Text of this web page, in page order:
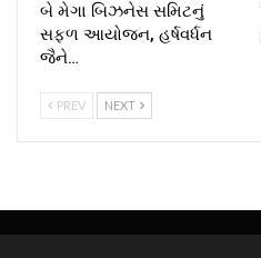
બે મેગા બિઝનેસ સમિટનું
સફળ આયોજન, હર્ષવર્ધન
જૈને…
PREV NEXT